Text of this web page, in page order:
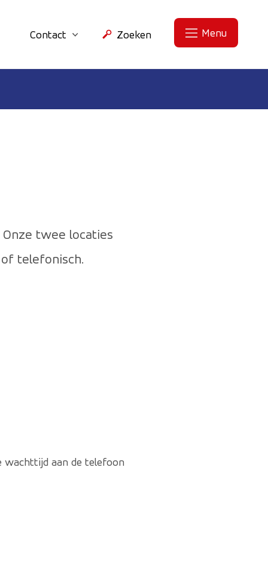
Contact Zoeken Menu
Onze twee locaties
telefonisch.
wachttijd aan de telefoon